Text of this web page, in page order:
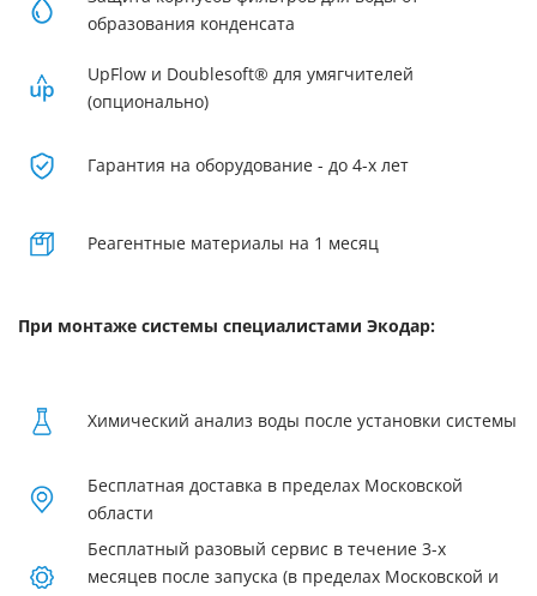
образования конденсата
UpFlow и Doublesoft® для умягчителей
(опционально)
Гарантия на оборудование - до 4-х лет
Реагентные материалы на 1 месяц
При монтаже системы специалистами Экодар:
Химический анализ воды после установки системы
Бесплатная доставка в пределах Московской
области
Бесплатный разовый сервис в течение 3-х
месяцев после запуска (в пределах Московской и